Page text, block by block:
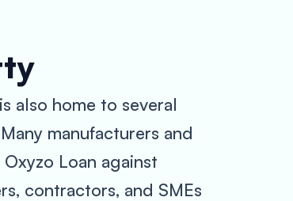
also home to several
manufacturers and
Loan against
contractors, and SMEs